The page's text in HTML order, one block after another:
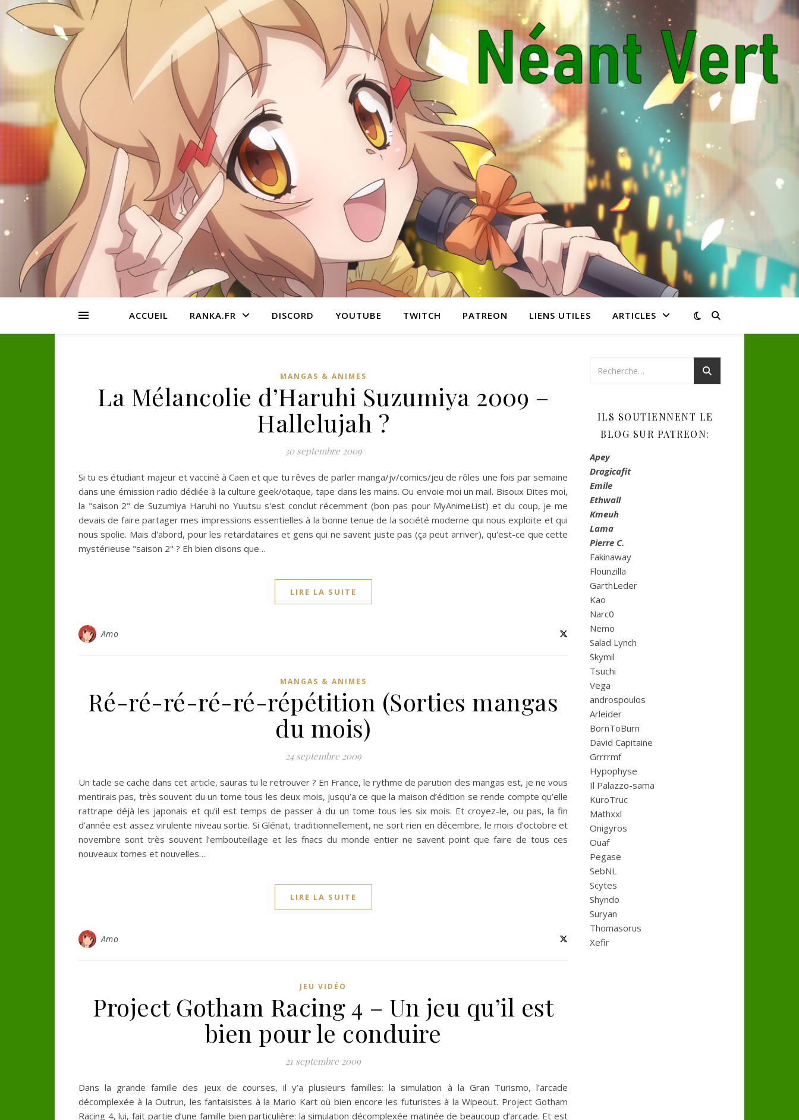
ACCUEIL RANKA.FR DISCORD YOUTUBE TWITCH PATREON LIENS UTILES ARTICLES
MANGAS & ANIMES
La Mélancolie d’Haruhi Suzumiya 2009 –
Hallelujah ?
30 septembre 2009
Si tu es étudiant majeur et vacciné à Caen et que tu rêves de parler manga/jv/comics/jeu de rôles une fois par semaine
dans une émission radio dédiée à la culture geek/otaque, tape dans les mains. Ou envoie moi un mail. Bisoux Dites moi,
la "saison 2" de Suzumiya Haruhi no Yuutsu s'est conclut récemment (bon pas pour MyAnimeList) et du coup, je me
devais de faire partager mes impressions essentielles à la bonne tenue de la société moderne qui nous exploite et qui
nous spolie. Mais d'abord, pour les retardataires et gens qui ne savent juste pas (ça peut arriver), qu'est-ce que cette
mystérieuse "saison 2" ? Eh bien disons que…
LIRE LA SUITE
Amo
MANGAS & ANIMES
Ré-ré-ré-ré-ré-répétition (Sorties mangas
du mois)
24 septembre 2009
Un tacle se cache dans cet article, sauras tu le retrouver ? En France, le rythme de parution des mangas est, je ne vous
mentirais pas, très souvent du un tome tous les deux mois, jusqu’a ce que la maison d’édition se rende compte qu’elle
rattrape déjà les japonais et qu’il est temps de passer à du un tome tous les six mois. Et croyez-le, ou pas, la fin
d’année est assez virulente niveau sortie. Si Glénat, traditionnellement, ne sort rien en décembre, le mois d’octobre et
novembre sont très souvent l’embouteillage et les fnacs du monde entier ne savent point que faire de tous ces
nouveaux tomes et nouvelles…
LIRE LA SUITE
Amo
JEU VIDÉO
Project Gotham Racing 4 – Un jeu qu’il est
bien pour le conduire
21 septembre 2009
Dans la grande famille des jeux de courses, il y’a plusieurs familles: la simulation à la Gran Turismo, l’arcade
décomplexée à la Outrun, les fantaisistes à la Mario Kart où bien encore les futuristes à la Wipeout. Project Gotham
Racing 4, lui, fait partie d’une famille bien particulière: la simulation décomplexée matinée de beaucoup d’arcade. Et est
ILS SOUTIENNENT LE
BLOG SUR PATREON:
Apey
Dragicafit
Emile
Ethwall
Kmeuh
Lama
Pierre C.
Fakinaway
Flounzilla
GarthLeder
Kao
Narc0
Nemo
Salad Lynch
Skymil
Tsuchi
Vega
androspoulos
Arleider
BornToBurn
David Capitaine
Grrrrmf
Hypophyse
Il Palazzo-sama
KuroTruc
Mathxxl
Onigyros
Ouaf
Pegase
SebNL
Scytes
Shyndo
Suryan
Thomasorus
Xefir